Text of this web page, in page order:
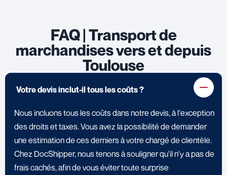
FAQ | Transport de
marchandises vers et depuis
Toulouse
Votre devis inclut-il tous les coûts ?
Nous incluons tous les coûts dans notre devis, à l'exception
des droits et taxes. Vous avez la possibilité de demander
une estimation de ces derniers à votre chargé de clientèle.
Chez DocShipper, nous tenons à souligner qu'il n'y a pas de
frais cachés, afin de vous éviter toute surprise